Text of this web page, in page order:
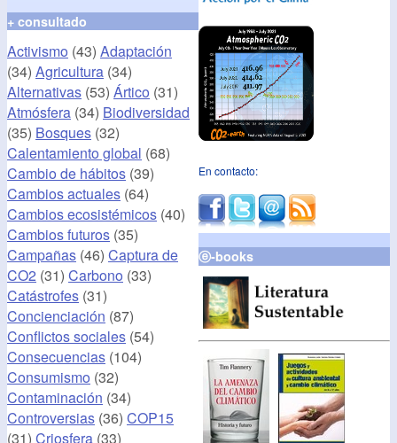
+ consultado
Activismo (43) Adaptación
(34) Agricultura (34)
Alternativas (53) Ártico (31)
Atmósfera (34) Biodiversidad
(35) Bosques (32)
Calentamiento global (68)
Cambio de hábitos (39)
Cambios actuales (64)
Cambios ecosistémicos (40)
Cambios futuros (35)
Campañas (46) Captura de
CO2 (31) Carbono (33)
Catástrofes (31)
Concienciación (87)
Conflictos sociales (54)
Consecuencias (104)
Consumismo (32)
Contaminación (34)
Controversias (36) COP15
(31) Criosfera (33)
En contacto:
ⓔ-books